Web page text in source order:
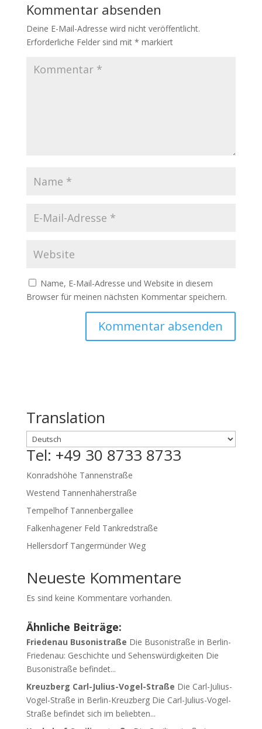
Kommentar absenden
Deine E-Mail-Adresse wird nicht veröffentlicht.
Erforderliche Felder sind mit * markiert
Name, E-Mail-Adresse und Website in diesem
Browser für meinen nächsten Kommentar speichern.
Translation
Tel: +49 30 8733 8733
Konradshöhe Tannenstraße
Westend Tannenhäherstraße
Tempelhof Tannenbergallee
Falkenhagener Feld Tankredstraße
Hellersdorf Tangermünder Weg
Neueste Kommentare
Es sind keine Kommentare vorhanden.
Ähnliche Beiträge:
Friedenau Busonistraße Die Busonistraße in Berlin-
Friedenau: Geschichte und Sehenswürdigkeiten Die
Busonistraße befindet...
Kreuzberg Carl-Julius-Vogel-Straße Die Carl-Julius-
Vogel-Straße in Berlin-Kreuzberg Die Carl-Julius-Vogel-
Straße befindet sich im beliebten...